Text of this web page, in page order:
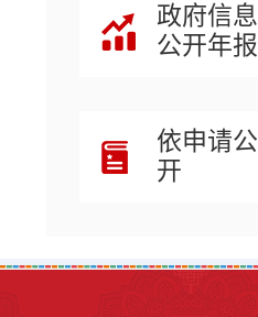
政府信息
公开年报
依申请公
开